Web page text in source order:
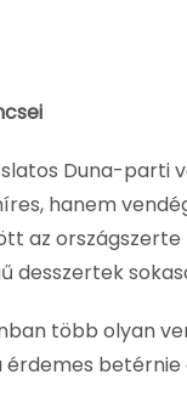
Duna-parti
hanem
az országszerte
desszertek
több olyan
érdemes